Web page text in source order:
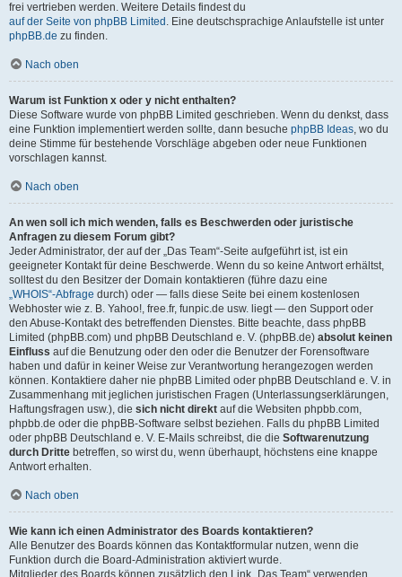
frei vertrieben werden. Weitere Details findest du
auf der Seite von phpBB Limited . Eine deutschsprachige Anlaufstelle ist unter
phpBB.de zu finden.
Nach oben
Warum ist Funktion x oder y nicht enthalten?
Diese Software wurde von phpBB Limited geschrieben. Wenn du denkst, dass
eine Funktion implementiert werden sollte, dann besuche phpBB Ideas, wo du
deine Stimme für bestehende Vorschläge abgeben oder neue Funktionen
vorschlagen kannst.
Nach oben
An wen soll ich mich wenden, falls es Beschwerden oder juristische
Anfragen zu diesem Forum gibt?
Jeder Administrator, der auf der „Das Team“-Seite aufgeführt ist, ist ein
geeigneter Kontakt für deine Beschwerde. Wenn du so keine Antwort erhältst,
solltest du den Besitzer der Domain kontaktieren (führe dazu eine
„WHOIS“-Abfrage durch) oder — falls diese Seite bei einem kostenlosen
Webhoster wie z. B. Yahoo!, free.fr, funpic.de usw. liegt — den Support oder
den Abuse-Kontakt des betreffenden Dienstes. Bitte beachte, dass phpBB
Limited (phpBB.com) und phpBB Deutschland e. V. (phpBB.de) absolut keinen
Einfluss auf die Benutzung oder den oder die Benutzer der Forensoftware
haben und dafür in keiner Weise zur Verantwortung herangezogen werden
können. Kontaktiere daher nie phpBB Limited oder phpBB Deutschland e. V. in
Zusammenhang mit jeglichen juristischen Fragen (Unterlassungserklärungen,
Haftungsfragen usw.), die sich nicht direkt auf die Websiten phpbb.com,
phpbb.de oder die phpBB-Software selbst beziehen. Falls du phpBB Limited
oder phpBB Deutschland e. V. E-Mails schreibst, die die Softwarenutzung
durch Dritte betreffen, so wirst du, wenn überhaupt, höchstens eine knappe
Antwort erhalten.
Nach oben
Wie kann ich einen Administrator des Boards kontaktieren?
Alle Benutzer des Boards können das Kontaktformular nutzen, wenn die
Funktion durch die Board-Administration aktiviert wurde.
Mitglieder des Boards können zusätzlich den Link „Das Team“ verwenden.